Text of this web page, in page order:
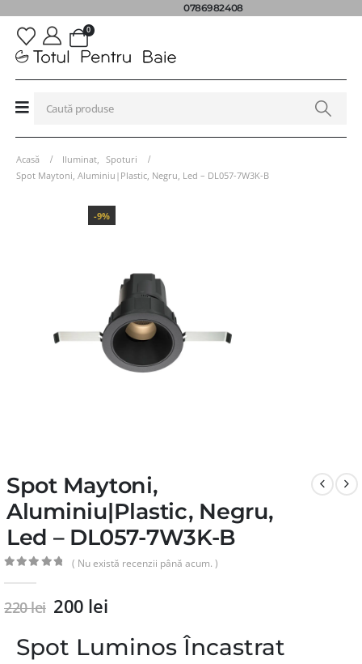
0786982408
0
Acasă Iluminat
Spoturi
Spot Maytoni, Aluminiu|Plastic, Negru, Led – DL057-7W3K-B
-9%
Spot Maytoni,
Aluminiu|Plastic, Negru,
Led – DL057-7W3K-B
( Nu există recenzii până acum. )
220lei 200 lei
Spot Luminos Încastrat